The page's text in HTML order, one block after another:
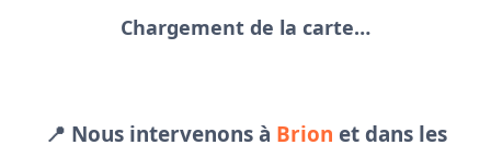
Chargement de la carte…
📍 Nous intervenons à Brion et dans les